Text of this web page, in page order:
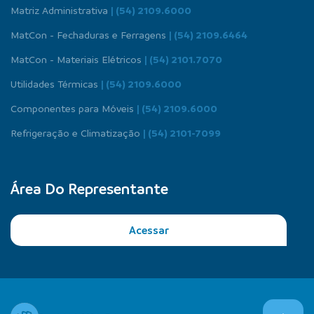
Matriz Administrativa | (54) 2109.6000
MatCon - Fechaduras e Ferragens | (54) 2109.6464
MatCon - Materiais Elétricos | (54) 2101.7070
Utilidades Térmicas | (54) 2109.6000
Componentes para Móveis | (54) 2109.6000
Refrigeração e Climatização | (54) 2101-7099
Área Do Representante
Acessar